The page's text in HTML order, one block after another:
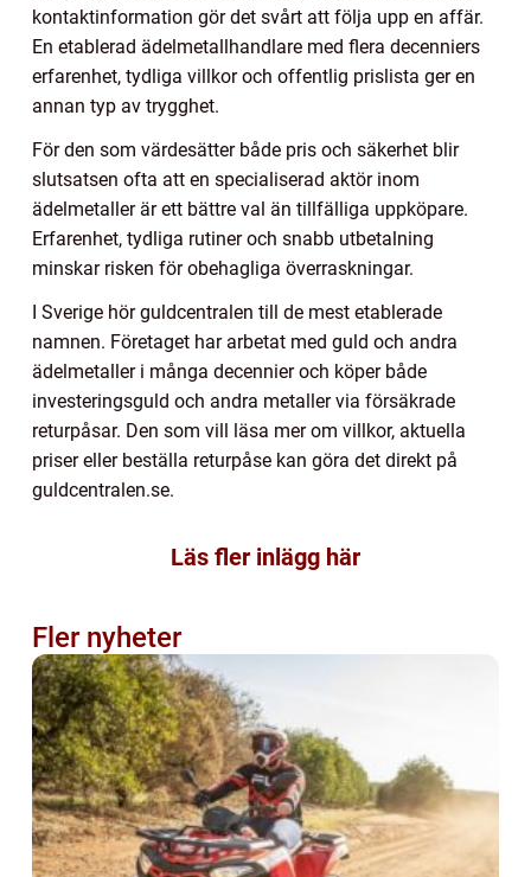
kontaktinformation gör det svårt att följa upp en affär.
En etablerad ädelmetallhandlare med flera decenniers
erfarenhet, tydliga villkor och offentlig prislista ger en
annan typ av trygghet.
För den som värdesätter både pris och säkerhet blir
slutsatsen ofta att en specialiserad aktör inom
ädelmetaller är ett bättre val än tillfälliga uppköpare.
Erfarenhet, tydliga rutiner och snabb utbetalning
minskar risken för obehagliga överraskningar.
I Sverige hör guldcentralen till de mest etablerade
namnen. Företaget har arbetat med guld och andra
ädelmetaller i många decennier och köper både
investeringsguld och andra metaller via försäkrade
returpåsar. Den som vill läsa mer om villkor, aktuella
priser eller beställa returpåse kan göra det direkt på
guldcentralen.se.
Läs fler inlägg här
Fler nyheter